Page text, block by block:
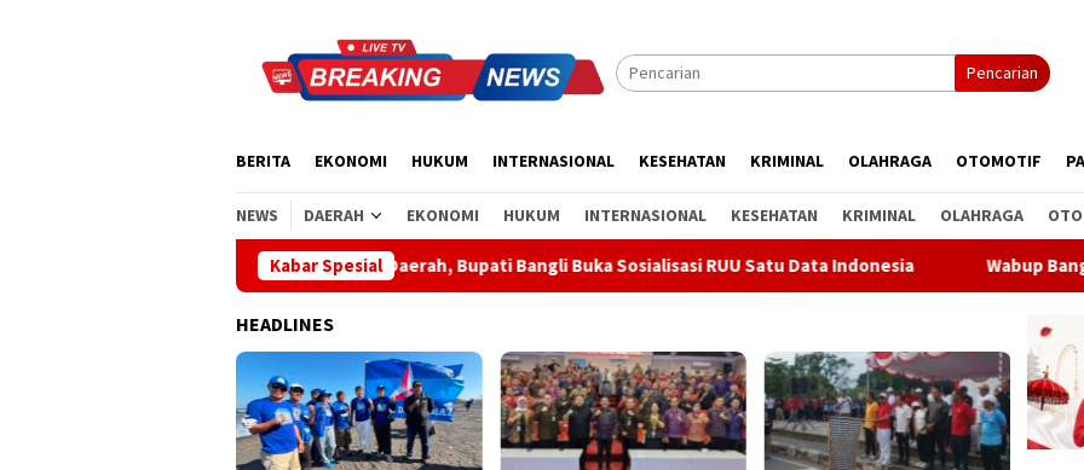
Pencarian
BERITA EKONOMI HUKUM INTERNASIONAL KESEHATAN KRIMINAL OLAHRAGA OTOMOTIF
NEWS DAERAH EKONOMI HUKUM INTERNASIONAL KESEHATAN KRIMINAL OLAHRAGA
Kabar Spesial
Apresiasi Sinergi Pusat-Daerah, Bupati Bangli Buka Sosialisasi RUU Satu Data Indonesia Wabup Bangli Lepas Jalan
HEADLINES